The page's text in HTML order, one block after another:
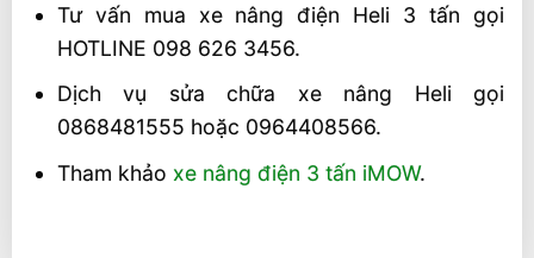
Tư vấn mua xe nâng điện Heli 3 tấn gọi
HOTLINE 098 626 3456.
Dịch vụ sửa chữa xe nâng Heli gọi
0868481555 hoặc 0964408566.
Tham khảo xe nâng điện 3 tấn iMOW.